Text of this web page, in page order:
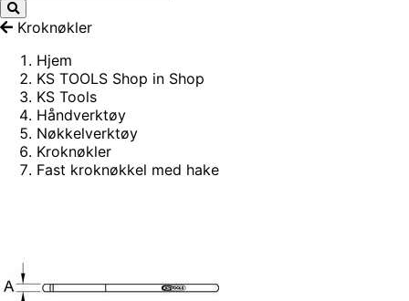
Kroknøkler
Hjem
KS TOOLS Shop in Shop
KS Tools
Håndverktøy
Nøkkelverktøy
Kroknøkler
Fast kroknøkkel med hake